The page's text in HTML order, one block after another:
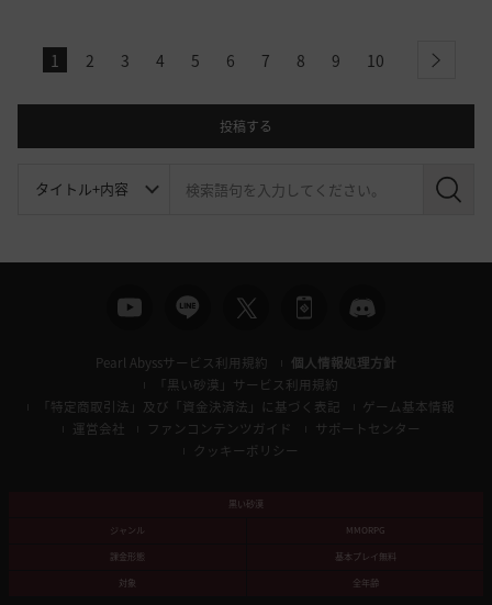
1 2 3 4 5 6 7 8 9 10 next
投稿する
検
Pearl Abyssサービス利用規約
個人情報処理方針
「黒い砂漠」サービス利用規約
「特定商取引法」及び「資金決済法」に基づく表記
ゲーム基本情報
運営会社
ファンコンテンツガイド
サポートセンター
クッキーポリシー
黒い砂漠
ジャンル
MMORPG
課金形態
基本プレイ無料
対象
全年齢